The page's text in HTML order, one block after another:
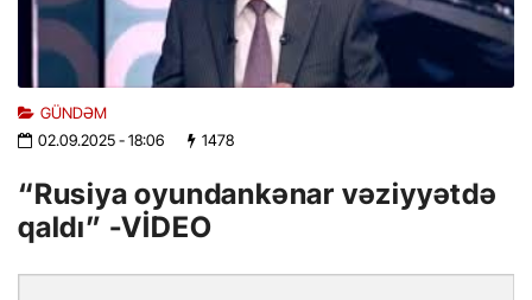
GÜNDƏM
02.09.2025- 18:06 1478
“Rusiya oyundankənar vəziyyətdə
qaldı” -VİDEO